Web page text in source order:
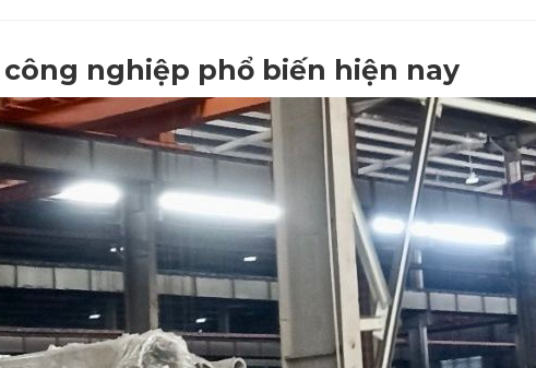
công nghiệp phổ biến hiện nay